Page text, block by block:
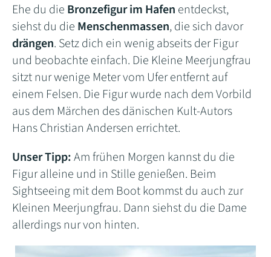
Ehe du die Bronzefigur im Hafen entdeckst,
siehst du die Menschenmassen, die sich davor
drängen. Setz dich ein wenig abseits der Figur
und beobachte einfach. Die Kleine Meerjungfrau
sitzt nur wenige Meter vom Ufer entfernt auf
einem Felsen. Die Figur wurde nach dem Vorbild
aus dem Märchen des dänischen Kult-Autors
Hans Christian Andersen errichtet.
Unser Tipp:Am frühen Morgen kannst du die
Figur alleine und in Stille genießen. Beim
Sightseeing mit dem Boot kommst du auch zur
Kleinen Meerjungfrau. Dann siehst du die Dame
allerdings nur von hinten.